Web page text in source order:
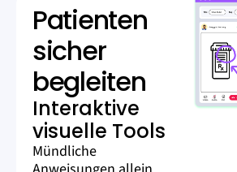
Patienten
sicher
begleiten
Interaktive
visuelle Tools
Mündliche